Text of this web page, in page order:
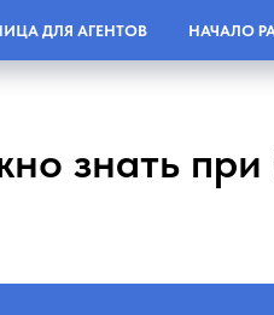
ДЛЯ АГЕНТОВ НАЧАЛО
знать